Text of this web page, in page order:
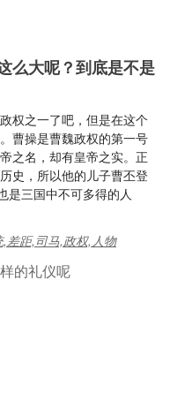
么大呢？到底是不是
权之一了吧，但是在这个
曹操是曹魏政权的第一号
之名，却有皇帝之实。正
史，所以他的儿子曹丕登
是三国中不可多得的人
,差距,司马,政权,人物